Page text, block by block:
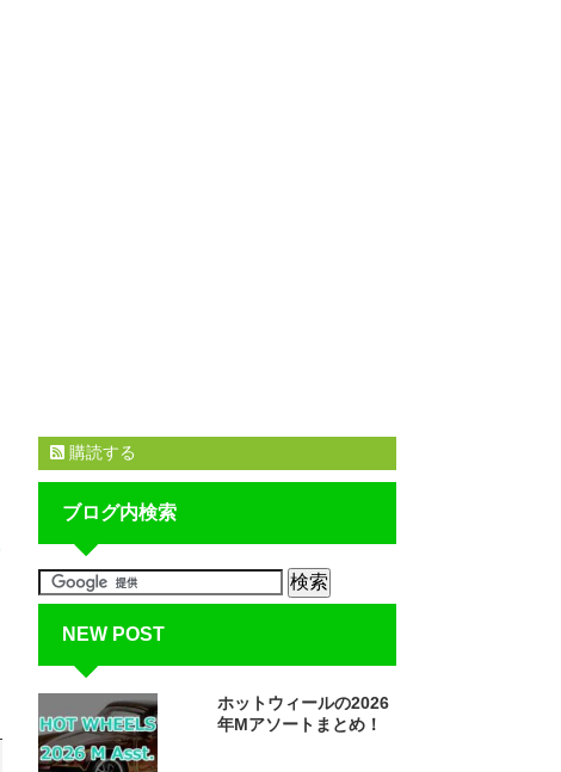
購読する
ブログ内検索
NEW POST
ホットウィールの2026
年Mアソートまとめ！